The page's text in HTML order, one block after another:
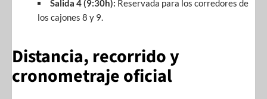
Salida 4 (9:30h): Reservada para los corredores de
los cajones 8 y 9.
Distancia, recorrido y
cronometraje oficial